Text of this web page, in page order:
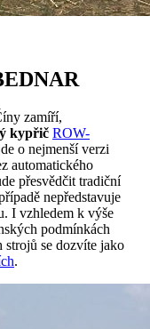
zamíří,
kypřič ROW-
o nejmenší verzi
automatického
přesvědčit tradiční
nepředstavuje
I vzhledem k výše
podmínkách
se dozvíte jako
.